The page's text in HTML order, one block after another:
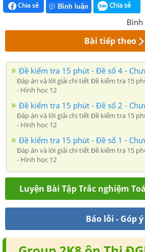
Chia sẻ Bình luận Chia sẻ
Bình
Bài tiếp theo
Đề kiểm tra 15 phút - Đề số 4 -
Đáp án và lời giải chi tiết Đề kiểm tra 15
- Hình học 12
Đề kiểm tra 15 phút - Đề số 2 -
Đáp án và lời giải chi tiết Đề kiểm tra 15
- Hình học 12
Đề kiểm tra 15 phút - Đề số 1 -
Đáp án và lời giải chi tiết Đề kiểm tra 15
- Hình học 12
Luyện Bài Tập Trắc nghiệm
Báo lỗi - Góp ý